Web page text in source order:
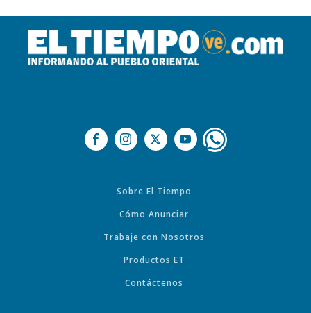
Sobre El Tiempo
Cómo Anunciar
Trabaje con Nosotros
Productos ET
Contáctenos